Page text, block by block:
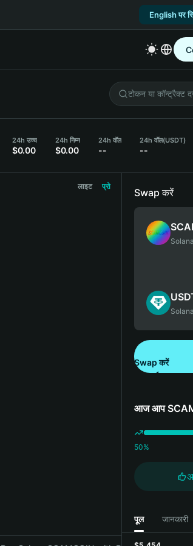
English पर
24h उच्च
$0.00
24h निम्न
$0.00
24h वॉल
--
24h वॉल(USDT)
--
लाइट प्रो
Swap करें
Solana
Solana
Swap करें
आज आप
50%
पूल जानकारी